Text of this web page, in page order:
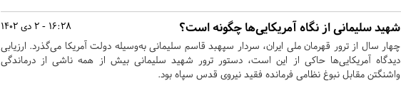
16:28 - 2 دی 1402 شهید سلیمانی از نگاه آمریکایی‌ها چگونه است؟
چهار سال از ترور قهرمان ملی ایران، سردار سپهبد قاسم سلیمانی به‌وسیله دولت آمریکا می‌گذرد. ارزیابی
دیدگاه آمریکایی‌ها حاکی از این است، دستور ترور شهید سلیمانی بیش از همه ناشی از درماندگی
واشنگتن مقابل نبوغ نظامی فرمانده فقید نیروی قدس سپاه بود.